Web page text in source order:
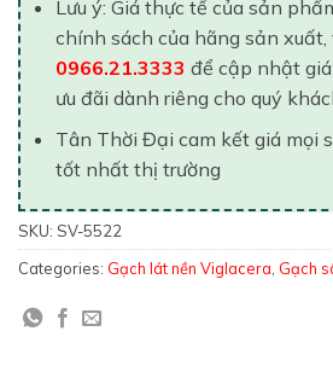
Lưu ý: Giá thực tế của sản
chính sách của hãng sản xuất,
0966.21.3333 để cập nhật
ưu đãi dành riêng cho quý
Tân Thời Đại cam kết giá mọi
tốt nhất thị trường
SKU: SV-5522
Categories: Gạch lát nền Viglacera Gạch